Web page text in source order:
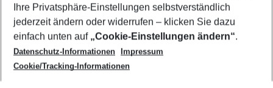
AGB
Cookie-Einstellungen ändern
Cookie-Richtlinie
Datenschutz
Service & Hilfe
Barrierefreies Reisen
Check-in
Folgen Sie uns
Ihre Privatsphäre-Einstellungen selbstverständlich
jederzeit ändern oder widerrufen – klicken Sie dazu
einfach unten auf „Cookie-Einstellungen ändern“.
Datenschutz-Informationen
Impressum
Cookie/Tracking-Informationen